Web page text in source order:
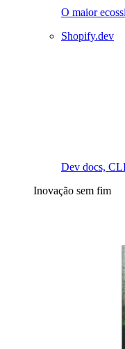
O maior
Shopify.dev
Dev docs,
Inovação sem fim